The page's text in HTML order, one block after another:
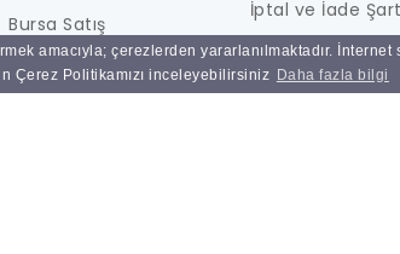
amacıyla; çerezlerden yararlanılmaktadır.
Çerez Politikamızı inceleyebilirsiniz Daha fazla bilgi
Bursa Satış
Mağazası/Showroom
Ulucak Depo & Teknik
İptal ve İade
KİŞİSEL VERİLERE
AYDINLATMA